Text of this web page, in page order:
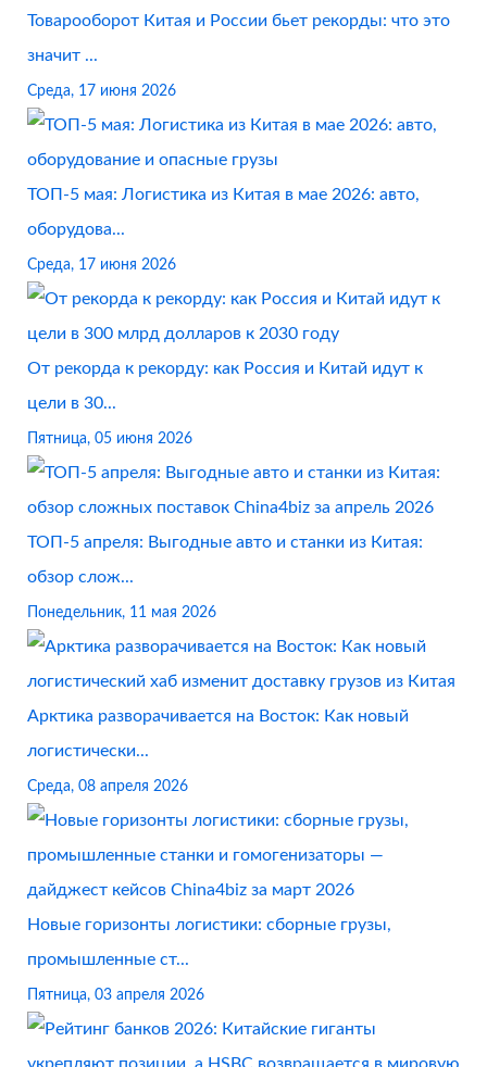
Товарооборот Китая и России бьет рекорды: что это
значит ...
Среда, 17 июня 2026
ТОП-5 мая: Логистика из Китая в мае 2026: авто,
оборудова...
Среда, 17 июня 2026
От рекорда к рекорду: как Россия и Китай идут к
цели в 30...
Пятница, 05 июня 2026
ТОП-5 апреля: Выгодные авто и станки из Китая:
обзор слож...
Понедельник, 11 мая 2026
Арктика разворачивается на Восток: Как новый
логистически...
Среда, 08 апреля 2026
Новые горизонты логистики: сборные грузы,
промышленные ст...
Пятница, 03 апреля 2026